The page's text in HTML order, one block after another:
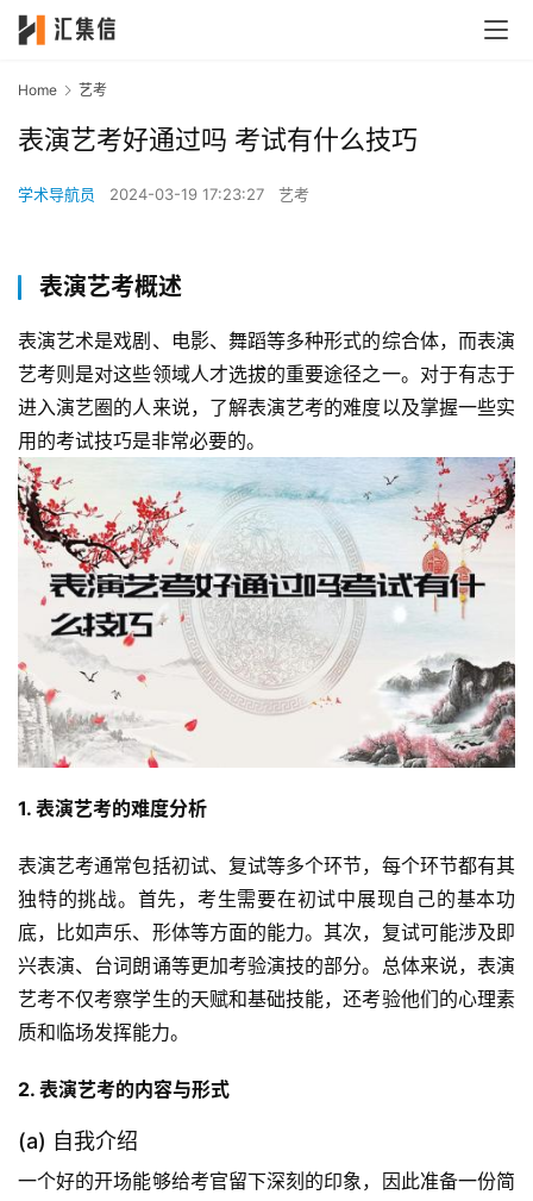
Home 艺考
表演艺考好通过吗 考试有什么技巧
学术导航员 2024-03-19 17:23:27 艺考
表演艺考概述
表演艺术是戏剧、电影、舞蹈等多种形式的综合体，而表演
艺考则是对这些领域人才选拔的重要途径之一。对于有志于
进入演艺圈的人来说，了解表演艺考的难度以及掌握一些实
用的考试技巧是非常必要的。
1. 表演艺考的难度分析
表演艺考通常包括初试、复试等多个环节，每个环节都有其
独特的挑战。首先，考生需要在初试中展现自己的基本功
底，比如声乐、形体等方面的能力。其次，复试可能涉及即
兴表演、台词朗诵等更加考验演技的部分。总体来说，表演
艺考不仅考察学生的天赋和基础技能，还考验他们的心理素
质和临场发挥能力。
2. 表演艺考的内容与形式
(a) 自我介绍
一个好的开场能够给考官留下深刻的印象，因此准备一份简